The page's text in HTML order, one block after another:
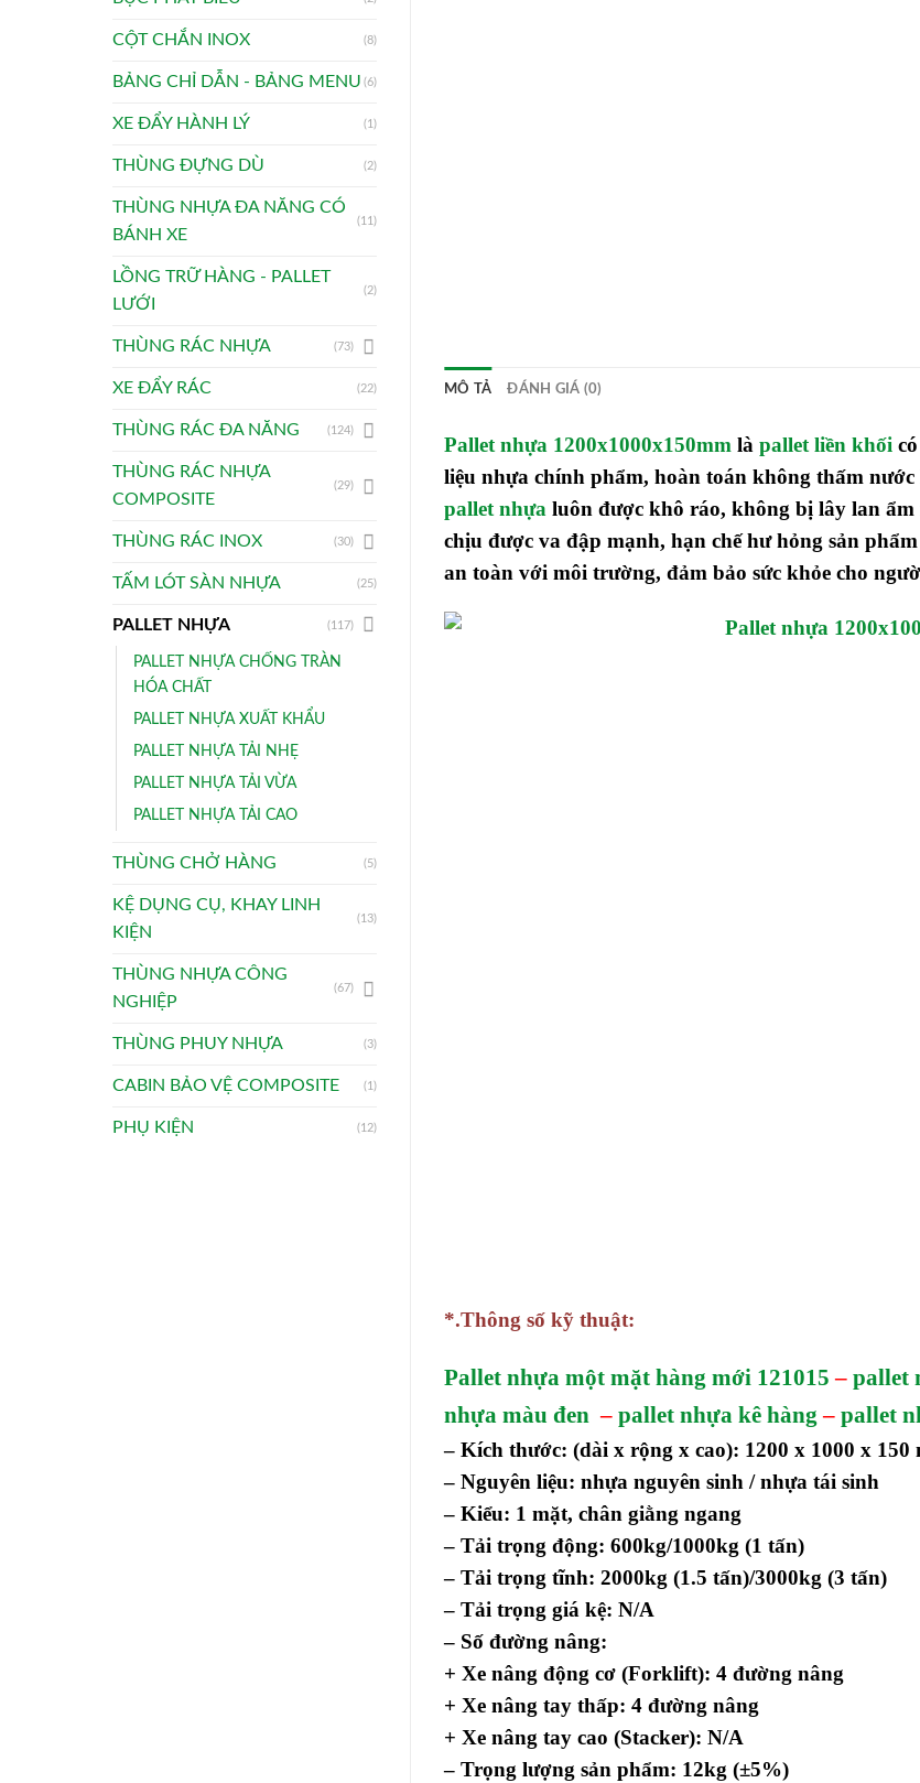
CỘT CHẮN INOX (8)
BẢNG CHỈ DẪN - BẢNG MENU (6)
XE ĐẨY HÀNH LÝ (1)
THÙNG ĐỰNG DÙ (2)
THÙNG NHỰA ĐA NĂNG CÓ
BÁNH XE
(11)
LỒNG TRỮ HÀNG - PALLET
LƯỚI
(2)
THÙNG RÁC NHỰA (73)
XE ĐẨY RÁC (22)
THÙNG RÁC ĐA NĂNG (124)
THÙNG RÁC NHỰA
COMPOSITE
(29)
THÙNG RÁC INOX (30)
TẤM LÓT SÀN NHỰA (25)
PALLET NHỰA (117)
PALLET NHỰA CHỐNG TRÀN
HÓA CHẤT
PALLET NHỰA XUẤT KHẨU
PALLET NHỰA TẢI NHẸ
PALLET NHỰA TẢI VỪA
PALLET NHỰA TẢI CAO
THÙNG CHỞ HÀNG (5)
KỆ DỤNG CỤ, KHAY LINH
KIỆN
(13)
THÙNG NHỰA CÔNG
NGHIỆP
(67)
THÙNG PHUY NHỰA (3)
CABIN BẢO VỆ COMPOSITE (1)
PHỤ KIỆN (12)
MÔ TẢ ĐÁNH GIÁ (0)
Pallet nhựa 1200x1000x150mm là pallet liền khối
liệu nhựa chính phẩm, hoàn toán không thấm
pallet nhựa luôn được khô ráo, không bị lây lan
chịu được va đập mạnh, hạn chế hư hỏng sản
an toàn với môi trường, đảm bảo sức khỏe cho
*.Thông số kỹ thuật:
Pallet nhựa một mặt hàng mới 121015 – pallet
nhựa màu đen – pallet nhựa kê hàng – pallet
– Kích thước: (dài x rộng x cao): 1200 x 1000 x 150
– Nguyên liệu: nhựa nguyên sinh / nhựa tái sinh
– Kiểu: 1 mặt, chân giằng ngang
– Tải trọng động: 600kg/1000kg (1 tấn)
– Tải trọng tĩnh: 2000kg (1.5 tấn)/3000kg (3 tấn)
– Tải trọng giá kệ: N/A
– Số đường nâng:
+ Xe nâng động cơ (Forklift): 4 đường nâng
+ Xe nâng tay thấp: 4 đường nâng
+ Xe nâng tay cao (Stacker): N/A
– Trọng lượng sản phẩm: 12kg (±5%)